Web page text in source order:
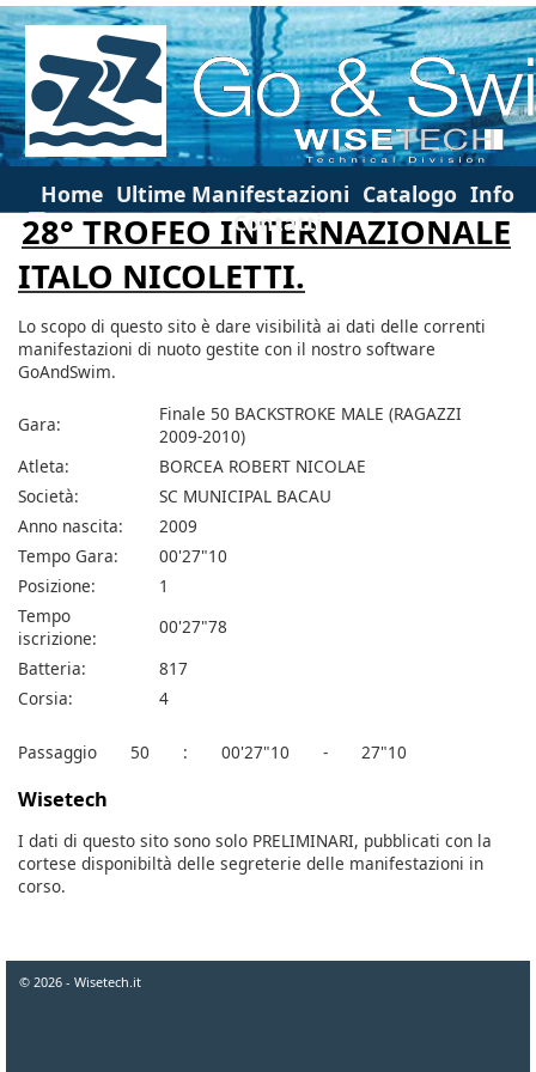
Home Ultime Manifestazioni Catalogo Info
Contatti
28° TROFEO INTERNAZIONALE
ITALO NICOLETTI.
Lo scopo di questo sito è dare visibilità ai dati delle correnti
manifestazioni di nuoto gestite con il nostro software
GoAndSwim.
Gara:
Finale 50 BACKSTROKE MALE (RAGAZZI
2009-2010)
Atleta:
BORCEA ROBERT NICOLAE
Società:
SC MUNICIPAL BACAU
Anno nascita:
2009
Tempo Gara:
00'27"10
Posizione:
1
Tempo
iscrizione:
00'27"78
Batteria:
817
Corsia:
4
Passaggio 50 : 00'27"10 - 27"10
Wisetech
I dati di questo sito sono solo PRELIMINARI, pubblicati con la
cortese disponibiltà delle segreterie delle manifestazioni in
corso.
© 2026 - Wisetech.it